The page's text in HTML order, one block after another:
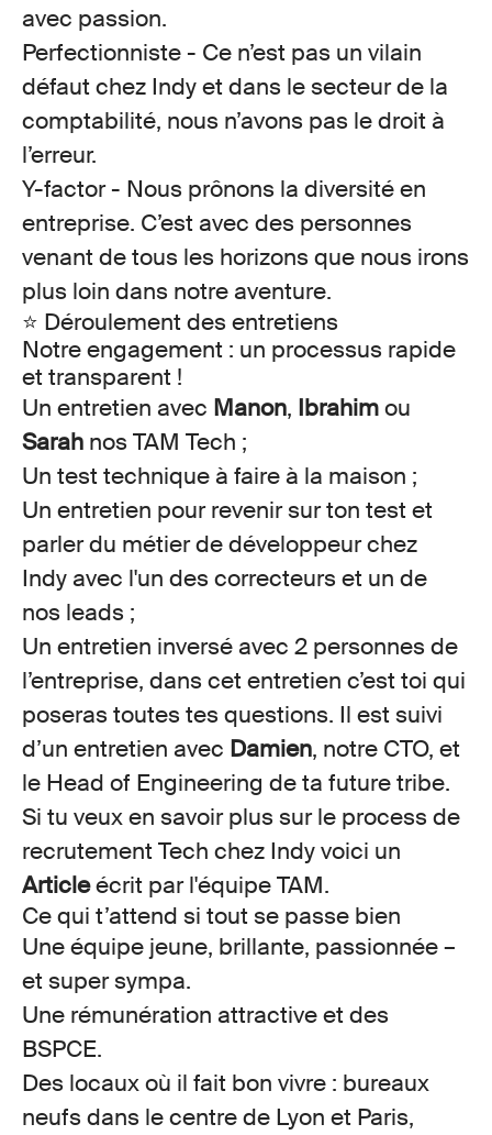
avec passion.
Perfectionniste - Ce n’est pas un vilain
défaut chez Indy et dans le secteur de la
comptabilité, nous n’avons pas le droit à
l’erreur.
Y-factor- Nous prônons la diversité en
entreprise. C’est avec des personnes
venant de tous les horizons que nous irons
plus loin dans notre aventure.
⭐ Déroulement des entretiens
Notre engagement : un processus rapide
et transparent !
Un entretien avec Manon, Ibrahimou
Sarah nos TAM Tech ;
Un test technique à faire à la maison ;
Un entretien pour revenir sur ton test et
parler du métier dedéveloppeurchez
Indy avec l'un des correcteurs et un de
nos leads ;
Un entretien inversé avec 2 personnes de
l’entreprise, dans cet entretien c’est toi qui
poseras toutes tes questions. Il estsuivi
d’un entretien avec Damien, notre CTO, et
le Head of Engineering de ta future tribe.
Si tu veux en savoir plus sur le process de
recrutement Tech chez Indy voici un
Articleécrit par l'équipe TAM.
Ce qui t’attend si tout se passe bien
Une équipe jeune, brillante, passionnée –
et super sympa.
Une rémunération attractive et des
BSPCE.
Des locaux où il fait bon vivre : bureaux
neufs dans le centre de Lyon et Paris,